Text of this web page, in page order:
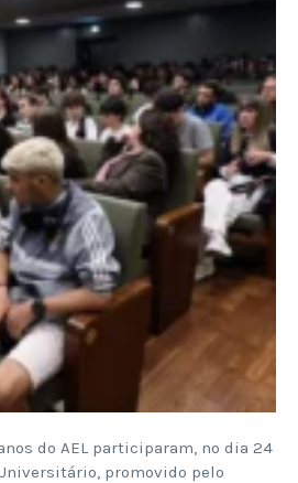
do AEL participaram, no dia 24
promovido pelo